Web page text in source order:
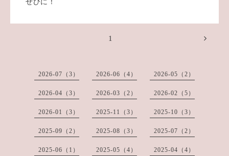
ぜひに！
1
2026-07（3） 2026-06（4） 2026-05（2）
2026-04（3） 2026-03（2） 2026-02（5）
2026-01（3） 2025-11（3） 2025-10（3）
2025-09（2） 2025-08（3） 2025-07（2）
2025-06（1） 2025-05（4） 2025-04（4）